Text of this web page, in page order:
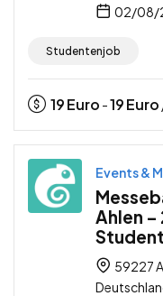
02/08/
Studentenjob
19Euro -19Euro
Events &
Ahlen
59227